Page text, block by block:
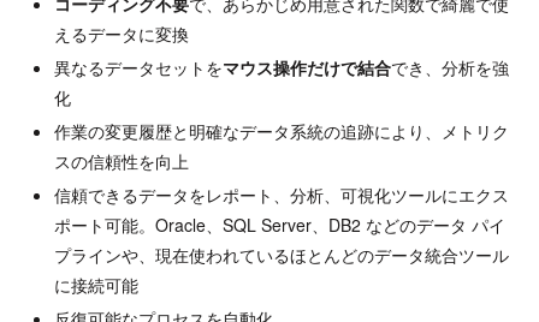
えるデータに変換
異なるデータセットをマウス操作だけで結合でき、分析を強
化
作業の変更履歴と明確なデータ系統の追跡により、メトリク
スの信頼性を向上
信頼できるデータをレポート、分析、可視化ツールにエクス
ポート可能。Oracle、SQL Server、DB2 などのデータ パイ
プラインや、現在使われているほとんどのデータ統合ツール
に接続可能